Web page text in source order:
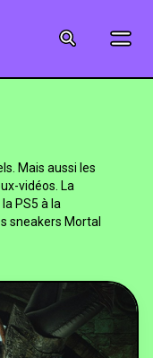
Mais aussi les
vidéos. La
PS5 à la
sneakers Mortal